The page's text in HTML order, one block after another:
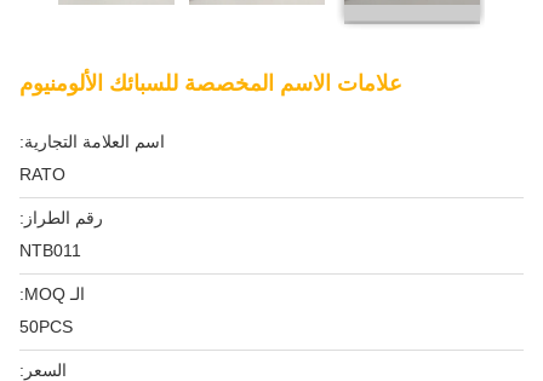
علامات الاسم المخصصة للسبائك الألومنيوم
اسم العلامة التجارية:
RATO
رقم الطراز:
NTB011
الـ MOQ:
50PCS
السعر: